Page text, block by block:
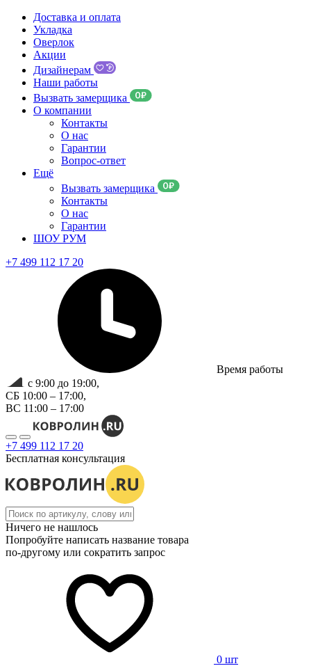
Доставка и оплата
Укладка
Оверлок
Акции
Дизайнерам
Наши работы
Вызвать замерщика
О компании
Контакты
О нас
Гарантии
Вопрос-ответ
Ещё
Вызвать замерщика
Контакты
О нас
Гарантии
ШОУ РУМ
+7 499 112 17 20
Время работы
с 9:00 до 19:00,
СБ 10:00 – 17:00,
ВС 11:00 – 17:00
+7 499 112 17 20
Бесплатная консультация
Ничего не нашлось
Попробуйте написать название товара
по-другому или сократить запрос
0 шт